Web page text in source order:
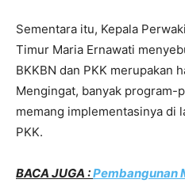
Sementara itu, Kepala
Timur Maria Ernawati
BKKBN dan PKK merupakan
Mengingat, banyak program-
memang implementasinya di
PKK.
BACA JUGA :Pembangunan